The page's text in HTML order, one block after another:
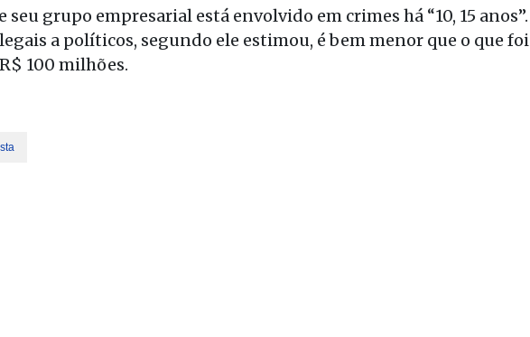
grupo empresarial está envolvido em crimes há “10, 15 anos”.
a políticos, segundo ele estimou, é bem menor que o que foi
100 milhões.